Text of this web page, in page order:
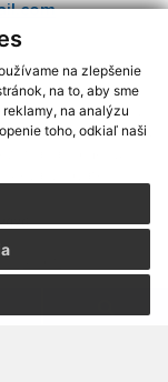
na zlepšenie
na to, aby sme
na analýzu
toho, odkiaľ naši
s využitím RSS
stránok,web portál
domény